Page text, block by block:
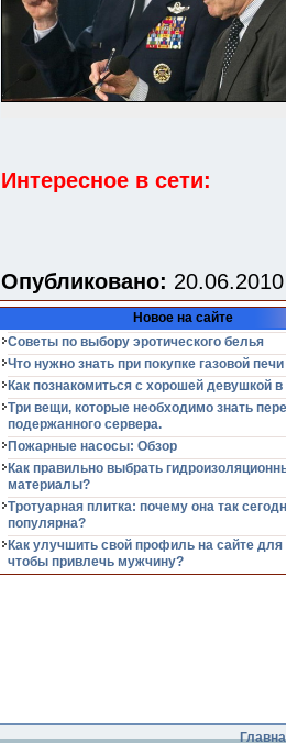
Интересное в сети:
Опубликовано:
Новое на сайте
Советы по выбору эротического белья
Что нужно знать при покупке газовой печи
Как познакомиться с хорошей девушкой в
Три вещи, которые необходимо знать
подержанного сервера.
Пожарные насосы: Обзор
Как правильно выбрать
материалы?
Тротуарная плитка: почему она так
популярна?
Как улучшить свой профиль на сайте для
чтобы привлечь мужчину?